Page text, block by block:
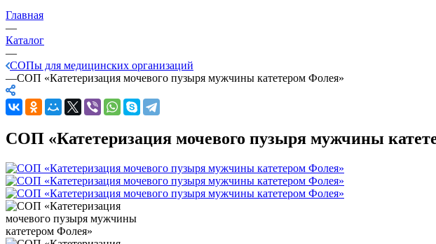
Главная
—
Каталог
—
СОПы для медицинских организаций
—СОП «Катетеризация мочевого пузыря мужчины катетером Фолея»
СОП «Катетеризация мочевого пузыря мужчины